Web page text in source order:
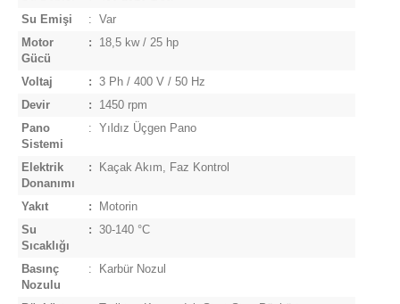
Su Emişi
:
Var
Motor
Gücü
: 18,5 kw / 25 hp
Voltaj :
3 Ph / 400 V / 50 Hz
Devir
:
1450 rpm
Pano
Sistemi
: Yıldız Üçgen Pano
Elektrik
Donanımı
: Kaçak Akım, Faz Kontrol
Yakıt :
Motorin
Su
Sıcaklığı
: 30-140 °C
Basınç
Nozulu
: Karbür Nozul